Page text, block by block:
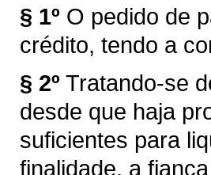
§ 1º O pedido de
crédito, tendo a
§ 2º Tratando-se
desde que haja
suficientes para
finalidade, a